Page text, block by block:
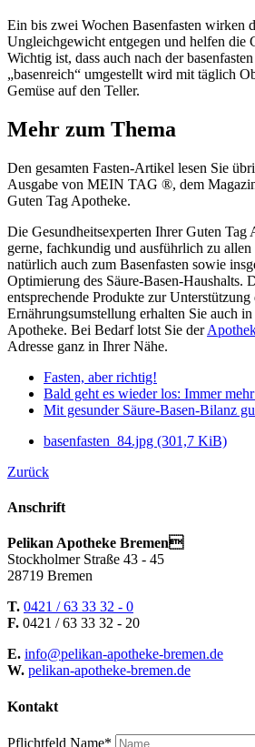
Ein bis zwei Wochen Basenfasten wirken
Ungleichgewicht entgegen und helfen die
Wichtig ist, dass auch nach der
„basenreich“ umgestellt wird mit täglich
Gemüse auf den Teller.
Mehr zum Thema
Den gesamten Fasten-Artikel lesen Sie
Ausgabe von MEIN TAG ®, dem
Guten Tag Apotheke.
Die Gesundheitsexperten Ihrer Guten Tag
gerne, fachkundig und ausführlich zu allen
natürlich auch zum Basenfasten sowie
Optimierung des Säure-Basen-Haushalts.
entsprechende Produkte zur Unterstützung
Ernährungsumstellung erhalten Sie auch
Apotheke. Bei Bedarf lotst Sie der
Adresse ganz in Ihrer Nähe.
Fasten, aber richtig!
Bald geht es wieder los: Immer
Mit gesunder Säure-Basen-Bilanz
basenfasten_84.jpg (301,7 KiB)
Zurück
Anschrift
Pelikan Apotheke Bremen
Stockholmer Straße 43 - 45
28719 Bremen
T. 0421 / 63 33 32 - 0
F. 0421 / 63 33 32 - 20
E. info@pelikan-apotheke-bremen.de
W. pelikan-apotheke-bremen.de
Kontakt
Pflichtfeld Name*